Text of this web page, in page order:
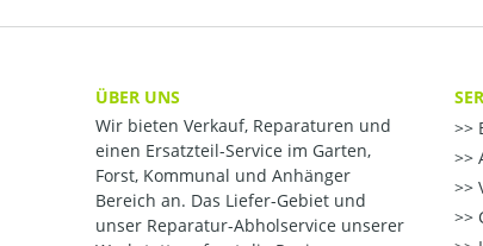
ÜBER UNS
Wir bieten Verkauf, Reparaturen und
einen Ersatzteil-Service im Garten,
Forst, Kommunal und Anhänger
Bereich an. Das Liefer-Gebiet und
unser Reparatur-Abholservice unserer